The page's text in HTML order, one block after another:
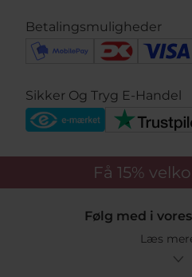
Betalingsmuligheder
Sikker Og Tryg E-Handel
Få 15%
Følg med i
Læs